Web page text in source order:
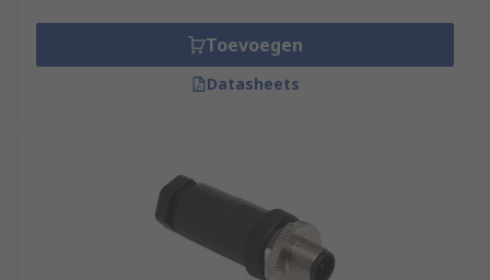
Toevoegen
Datasheets